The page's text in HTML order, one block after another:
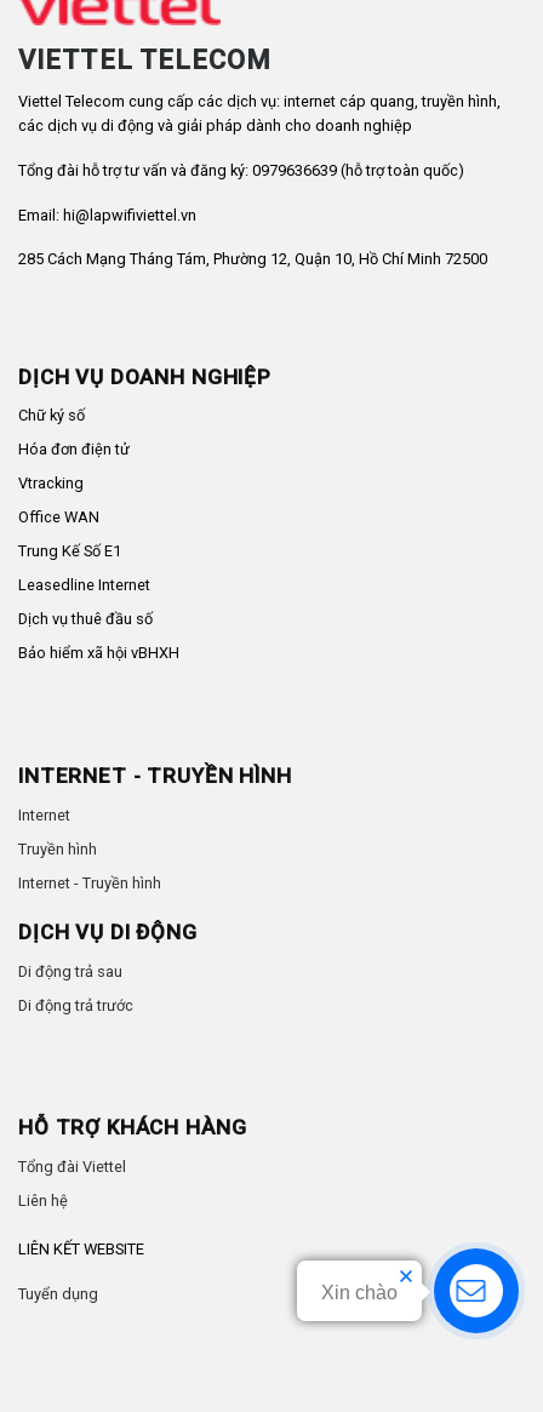
VIETTEL TELECOM
Viettel Telecom cung cấp các dịch vụ: internet cáp quang, truyền hình,
các dịch vụ di động và giải pháp dành cho doanh nghiệp
Tổng đài hỗ trợ tư vấn và đăng ký: 0979636639 (hỗ trợ toàn quốc)
Email: hi@lapwifiviettel.vn
285 Cách Mạng Tháng Tám, Phường 12, Quận 10, Hồ Chí Minh 72500
DỊCH VỤ DOANH NGHIỆP
Chữ ký số
Hóa đơn điện tử
Vtracking
Office WAN
Trung Kế Số E1
Leasedline Internet
Dịch vụ thuê đầu số
Bảo hiểm xã hội vBHXH
INTERNET - TRUYỀN HÌNH
Internet
Truyền hình
Internet - Truyền hình
DỊCH VỤ DI ĐỘNG
Di động trả sau
Di động trả trước
HỖ TRỢ KHÁCH HÀNG
Tổng đài Viettel
Liên hệ
LIÊN KẾT WEBSITE
Tuyển dụng Xin chào